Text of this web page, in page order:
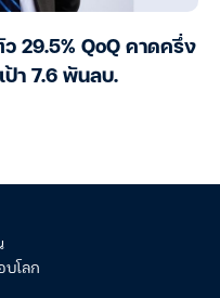
29.5% QoQ คาดครึ่ง
า 7.6 พันลบ.
บโลก